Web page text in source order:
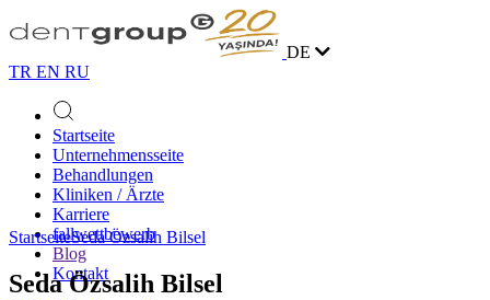
DE
TR EN RU
Startseite
Unternehmensseite
Behandlungen
Kliniken / Ärzte
Karriere
fallwettbewerb
Blog
Kontakt
StartseiteSeda Özsalih Bilsel
Seda Özsalih Bilsel